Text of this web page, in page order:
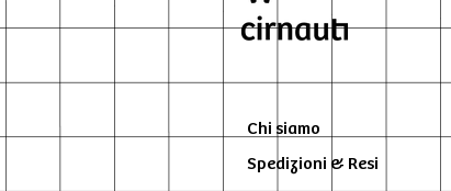
Chi siamo
Spedizioni & Resi